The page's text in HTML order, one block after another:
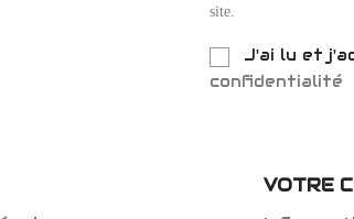
site.
J'ai lu et
confidentialité
VOTRE